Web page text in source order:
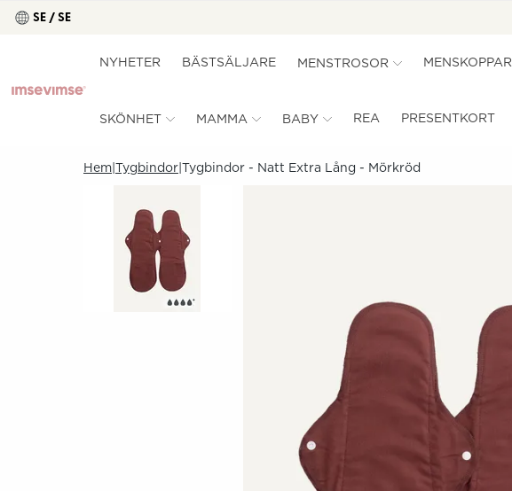
SE / SE
NYHETER BÄSTSÄLJARE MENSTROSOR MENSKOPPAR
SKÖNHET MAMMA BABY REA PRESENTKORT
Hem Tygbindor Tygbindor - Natt Extra Lång - Mörkröd